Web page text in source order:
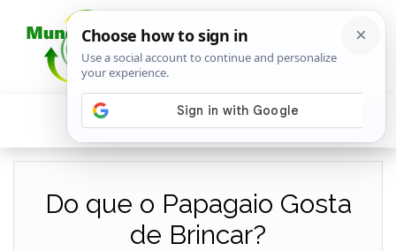
Do que o Papagaio Gosta
de Brincar?